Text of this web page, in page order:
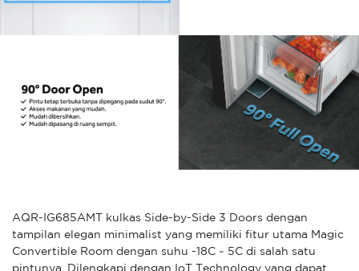
AQR-IG685AMT kulkas Side-by-Side 3 Doors dengan
tampilan elegan minimalist yang memiliki fitur utama Magic
Convertible Room dengan suhu -18C ~ 5C di salah satu
pintunya. Dilengkapi dengan IoT Technology yang dapat